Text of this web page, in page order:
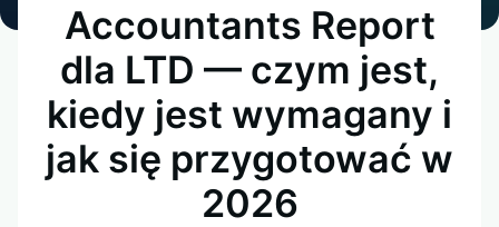
Accountants Report
dla LTD — czym jest,
kiedy jest wymagany i
jak się przygotować w
2026